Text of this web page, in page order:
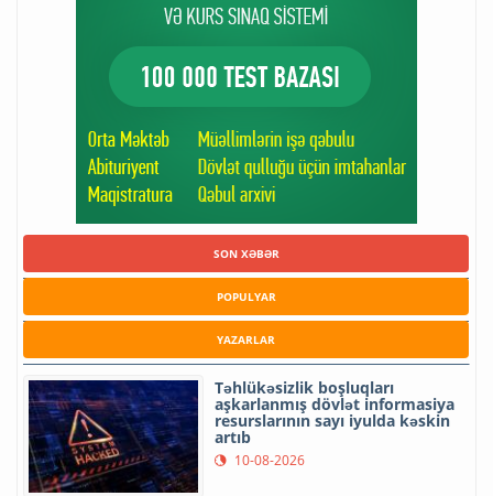
SON XƏBƏR
POPULYAR
YAZARLAR
Təhlükəsizlik boşluqları
aşkarlanmış dövlət informasiya
resurslarının sayı iyulda kəskin
artıb
10-08-2026